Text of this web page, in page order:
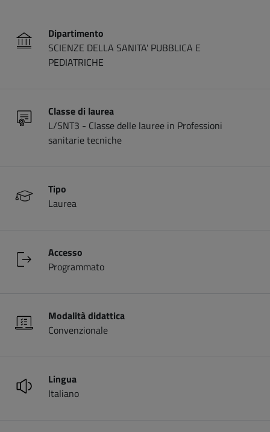
Dipartimento
SCIENZE DELLA SANITA' PUBBLICA E
PEDIATRICHE
Classe di laurea
L/SNT3 - Classe delle lauree in Professioni
sanitarie tecniche
Tipo
Laurea
Accesso
Programmato
Modalità didattica
Convenzionale
Lingua
Italiano